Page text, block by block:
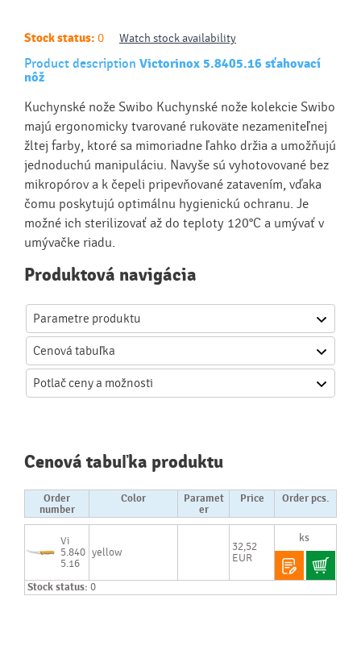
Stock status: 0 Watch stock availability
Product description Victorinox 5.8405.16 sťahovací
nôž
Kuchynské nože Swibo Kuchynské nože kolekcie Swibo
majú ergonomicky tvarované rukoväte nezameniteľnej
žltej farby, ktoré sa mimoriadne ľahko držia a umožňujú
jednoduchú manipuláciu. Navyše sú vyhotovované bez
mikropórov a k čepeli pripevňované zatavením, vďaka
čomu poskytujú optimálnu hygienickú ochranu. Je
možné ich sterilizovať až do teploty 120°C a umývať v
umývačke riadu.
Produktová navigácia
Parametre produktu
Cenová tabuľka
Potlačceny a možnosti
Cenová tabuľka produktu
Order
number
Color
Paramet
er
Price Order pcs.
Vi
5.840
5.16
yellow
32,52
EUR
Stock status: 0